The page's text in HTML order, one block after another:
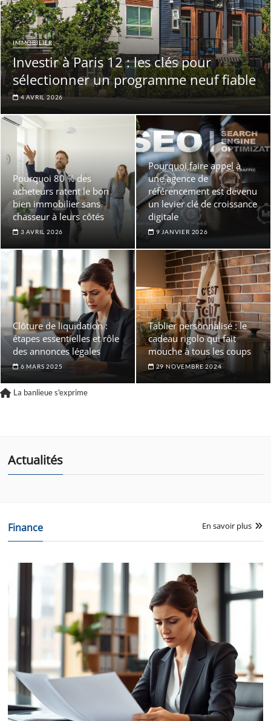
IMMOBILIER
Investir à Paris 12 : les clés pour
sélectionner un programme neuf fiable
4 AVRIL 2026
Pourquoi 80 % des
acheteurs ratent le bon
bien immobilier sans
chasseur à leurs côtés
3 AVRIL 2026
Pourquoi faire appel à
une agence de
référencement est devenu
un levier clé de croissance
digitale
9 JANVIER 2026
Clôture de liquidation :
étapes essentielles et rôle
des annonces légales
6 MARS 2025
Tablier personnalisé : le
cadeau rigolo qui fait
mouche à tous les coups
29 NOVEMBRE 2024
La banlieue s'exprime
Actualités
Finance En savoir plus